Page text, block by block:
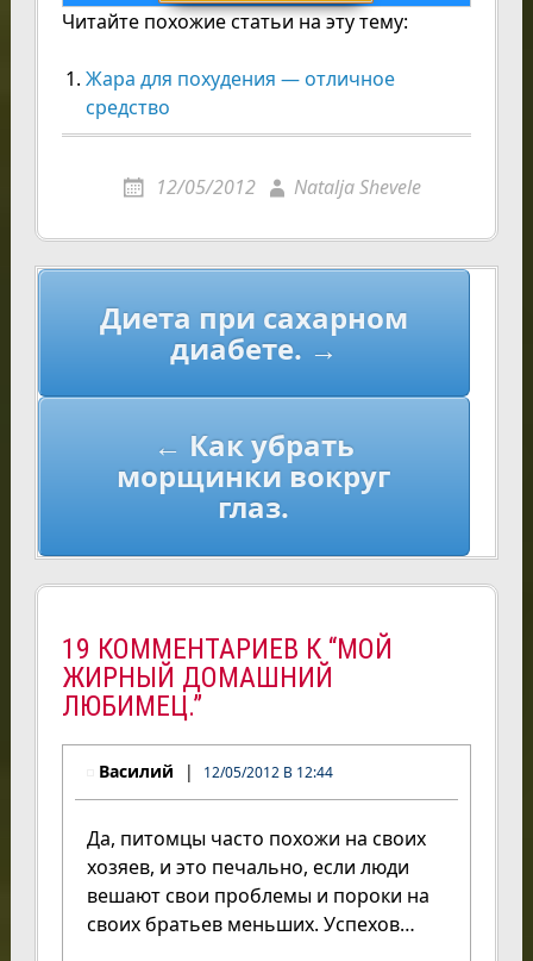
Читайте похожие статьи на эту тему:
Жара для похудения — отличное
средство
12/05/2012 Natalja Shevele
Навигация
Диета при сахарном
диабете. →
← Как убрать
морщинки вокруг
глаз.
19 КОММЕНТАРИЕВ К “МОЙ
ЖИРНЫЙ ДОМАШНИЙ
ЛЮБИМЕЦ.”
Василий 12/05/2012 В 12:44
Да, питомцы часто похожи на своих
хозяев, и это печально, если люди
вешают свои проблемы и пороки на
своих братьев меньших. Успехов…